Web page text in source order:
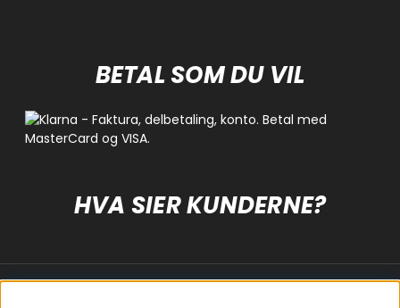
BETAL SOM DU VIL
HVA SIER KUNDERNE?